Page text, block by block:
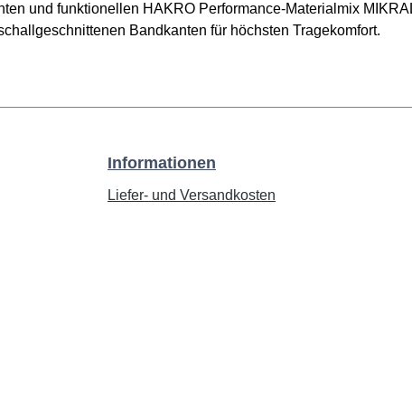
und funktionellen HAKRO Performance-Materialmix
Bandkanten für höchsten Tragekomfort.
Informationen
Liefer- und Versandkosten